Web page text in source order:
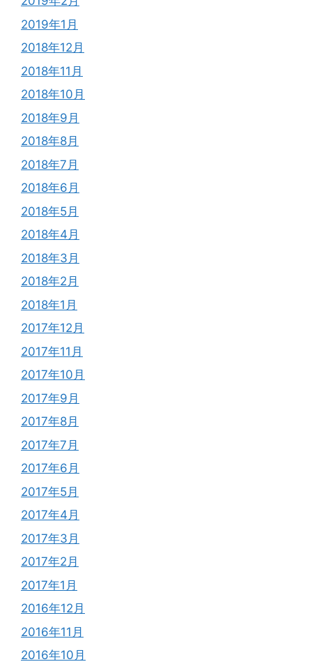
2019年1月
2018年12月
2018年11月
2018年10月
2018年9月
2018年8月
2018年7月
2018年6月
2018年5月
2018年4月
2018年3月
2018年2月
2018年1月
2017年12月
2017年11月
2017年10月
2017年9月
2017年8月
2017年7月
2017年6月
2017年5月
2017年4月
2017年3月
2017年2月
2017年1月
2016年12月
2016年11月
2016年10月